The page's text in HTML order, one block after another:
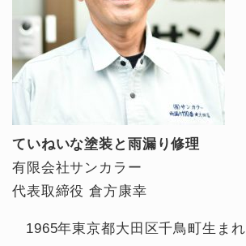
ていねいな塗装と雨漏り修理
有限会社サンカラー
代表取締役 倉方康幸
1965年東京都大田区千鳥町生まれ